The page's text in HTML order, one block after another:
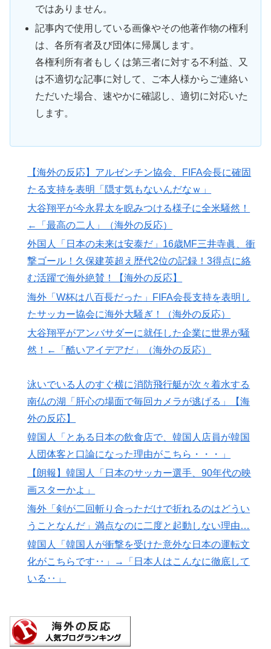
ではありません。
記事内で使用している画像やその他著作物の権利
は、各所有者及び団体に帰属します。
各権利所有者もしくは第三者に対する不利益、又
は不適切な記事に対して、ご本人様からご連絡い
ただいた場合、速やかに確認し、適切に対応いた
します。
【海外の反応】アルゼンチン協会、FIFA会長に確固
たる支持を表明「隠す気もないんだなｗ」
大谷翔平が今永昇太を睨みつける様子に全米騒然！
←「最高の二人」（海外の反応）
外国人「日本の未来は安泰だ」16歳MF三井寺眞、衝
撃ゴール！久保建英超え歴代2位の記録！3得点に絡
む活躍で海外絶賛！【海外の反応】
海外「W杯は八百長だった」FIFA会長支持を表明し
たサッカー協会に海外大騒ぎ！（海外の反応）
大谷翔平がアンバサダーに就任した企業に世界が騒
然！←「酷いアイデアだ」（海外の反応）
泳いでいる人のすぐ横に消防飛行艇が次々着水する
南仏の湖「肝心の場面で毎回カメラが逃げる」【海
外の反応】
韓国人「とある日本の飲食店で、韓国人店員が韓国
人団体客と口論になった理由がこちら・・・」
【朗報】韓国人「日本のサッカー選手、90年代の映
画スターかよ」
海外「剣が二回斬り合っただけで折れるのはどうい
うことなんだ」満点なのに二度と起動しない理由…
韓国人「韓国人が衝撃を受けた意外な日本の運転文
化がこちらです‥」→「日本人はこんなに徹底して
いる‥」